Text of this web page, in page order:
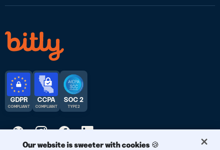
GDPR
COMPLIANT
CCPA
COMPLIANT
SOC 2
TYPE 2
Our website is sweeter with cookies 🍪